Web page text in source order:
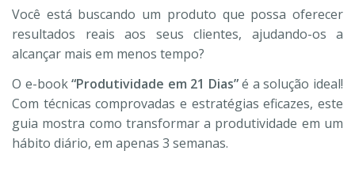
Você está buscando um produto que possa oferecer
resultados reais aos seus clientes, ajudando-os a
alcançar mais em menos tempo?
O e-book“Produtividade em 21 Dias”é a solução ideal!
Com técnicas comprovadas e estratégias eficazes, este
guia mostra como transformar a produtividade em um
hábito diário, em apenas 3 semanas.